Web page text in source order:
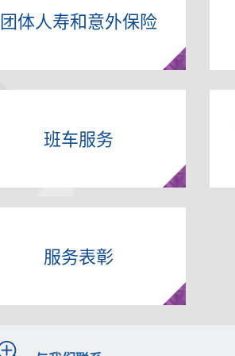
团体人寿和意外保险
班车服务
服务表彰